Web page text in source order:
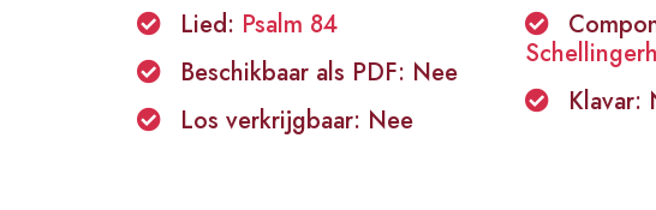
Lied: Psalm 84
Beschikbaar als PDF: Nee
Los verkrijgbaar: Nee
Klavar: